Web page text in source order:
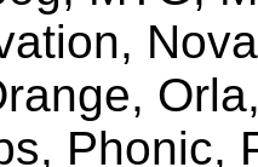
Phonic,